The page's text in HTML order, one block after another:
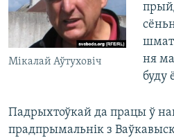
Мікалай Аўтуховіч
шмат
ня
буду
Падрыхтоўкай да працы ў
прадпрымальнік з